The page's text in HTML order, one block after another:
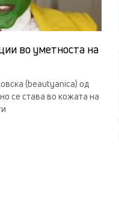
во уметноста на
(beautyanica) од
се става во кожата на